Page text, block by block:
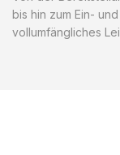
bis hin zum Ein-
vollumfängliches